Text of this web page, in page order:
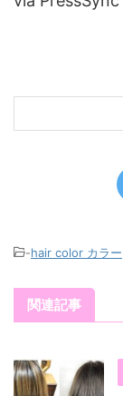
-hair color カラー
関連記事